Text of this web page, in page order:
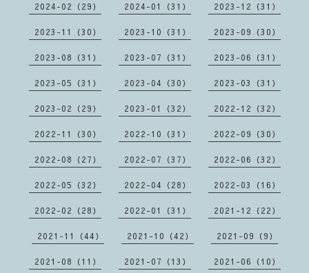
2024-02（29） 2024-01（31） 2023-12（31）
2023-11（30） 2023-10（31） 2023-09（30）
2023-08（31） 2023-07（31） 2023-06（31）
2023-05（31） 2023-04（30） 2023-03（31）
2023-02（29） 2023-01（32） 2022-12（32）
2022-11（30） 2022-10（31） 2022-09（30）
2022-08（27） 2022-07（37） 2022-06（32）
2022-05（32） 2022-04（28） 2022-03（16）
2022-02（28） 2022-01（31） 2021-12（22）
2021-11（44） 2021-10（42） 2021-09（9）
2021-08（11） 2021-07（13） 2021-06（10）